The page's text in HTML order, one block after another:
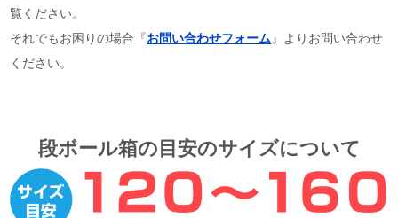
いきなり品物を送っても大丈夫ですか？
直接持込は可能ですか？
３． 衣類に名前が書いていても大丈夫ですか？
４．鉛筆などの文房具は送っても大丈夫ですか？